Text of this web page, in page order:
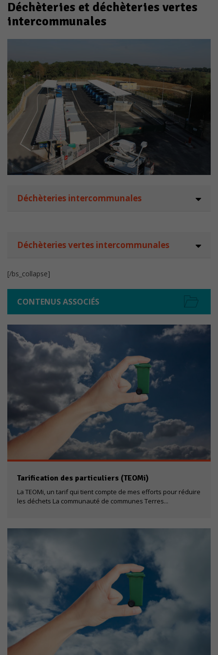
Déchèteries et déchèteries vertes
intercommunales
Déchèteries intercommunales
Déchèteries vertes intercommunales
[/bs_collapse]
CONTENUS ASSOCIÉS
Tarification des particuliers (TEOMi)
La TEOMi, un tarif qui tient compte de mes efforts pour réduire
les déchets La communauté de communes Terres...